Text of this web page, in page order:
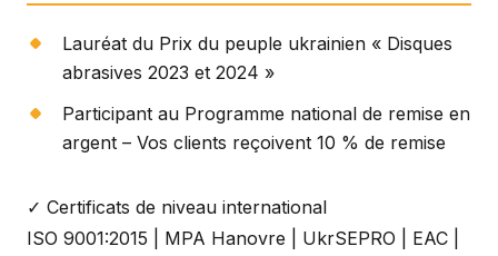
Lauréat du Prix du peuple ukrainien « Disques
abrasives 2023 et 2024 »
Participant au Programme national de remise en
argent – Vos clients reçoivent 10 % de remise
✓ Certificats de niveau international
ISO 9001:2015 | MPA Hanovre | UkrSEPRO | EAC |